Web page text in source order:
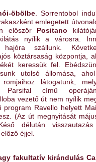
öbölbe . Sorrentobol
emlegetett
először Positano
nyílik a városra.
szállunk.
köztársaság központja,
keressük fel.
utolsó állomása,
látogatunk,
című
vezető út nem nyílik
Ravello helyett
(Az út megnyitását
délután
éjjel.
fakultatív kirándulás